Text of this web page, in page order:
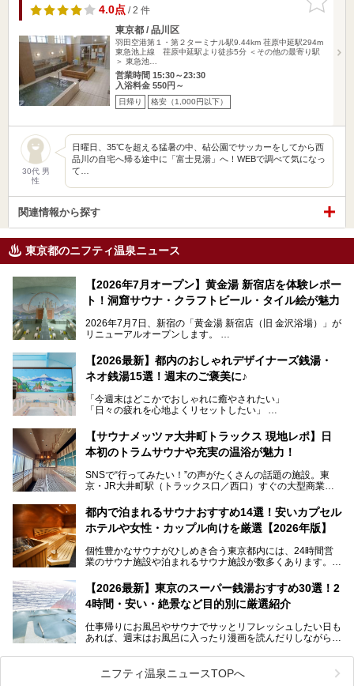
りに追加
4.0点/ 2 件
東京都 / 品川区
羽田空港第１・第２ターミナル駅9.44km 荏原中延駅294m
東急池上線 荏原中延駅より徒歩5分 ＜その他の最寄り駅
＞ 東急池…
営業時間 15:30～23:30
入浴料金 550円～
日帰り 格安（1,000円以下）
30代 男
性
日曜日、35℃を超える猛暑の中、砧公園でサッカーをしてから西
品川の自宅へ帰る途中に「富士見湯」へ！WEBで調べて気になっ
て…
関連情報から探す
東京都のニフティ温泉ニュース
【2026年7月オープン】黄金湯 新宿店を体験レポー
ト！洞窟サウナ・クラフトビール・タイル絵が魅力
2026年7月7日、新宿の「黄金湯 新宿店（旧 金沢浴場）」が
リニューアルオープンします。
レトロでノスタルジックなタイル絵はそのまま、昔からここ
を知る地元の人にも、新しく足を運んでくれる人にも愛され
る、今の時代の"銭湯"として生まれ変わりました。洞窟のよ
ビアバーなど、新しく登場したスポットも併せて紹介しま
す。充実した設備があるのに、基本の入浴料が銭湯価格の5
【2026最新】都内のおしゃれデザイナーズ銭湯・
ネオ銭湯15選！週末のご褒美に♪
「今週末はどこかでおしゃれに癒やされたい」
「日々の疲れを心地よくリセットしたい」
となっている新しいスタイルの銭湯です。
最近、SNSやメディアで「デザイナーズ銭湯」や「ネオ銭
本記事では、そもそもこれらがどんな銭湯なのか、その気に
いおしゃれな名店15選を、おすすめの順番で一挙にご紹介
します。
【サウナメッツァ大井町トラックス 現地レポ】日
本初のトラムサウナや充実の温浴が魅力！
SNSで“行ってみたい！”の声がたくさんの話題の施設。東
京・JR大井町駅（トラックス口／西口）すぐの大型商業施
ツァ大井町トラックス」がニューオープン。施設の様子をレ
ポ―トします。
都内で泊まれるサウナおすすめ14選！安いカプセル
ホテルや女性・カップル向けを厳選【2026年版】
個性豊かなサウナがひしめき合う東京都内には、24時間営
業のサウナ施設や泊まれるサウナ施設が数多くあります。
を旅の目的とする「サ旅」や自分へのご褒美のための宿泊な
ど、自分の好きなタイミングで好きなだけサ活ができるのが
魅力です。
最近では、男性専用施設だけでなく、カップルや女性に嬉し
い個室サウナも増えてきました。
ら、特におすすめしたい施設14選をご紹介します。
【2026最新】東京のスーパー銭湯おすすめ30選！2
4時間・安い・絶景など目的別に厳選紹介
仕事帰りにお風呂やサウナでサッとリフレッシュしたい日も
あれば、週末はお風呂に入ったり漫画を読んだりしながら一
また、終電を逃してしまい、「このまま朝までゆっくりでき
る場所があれば」と探した経験がある人も多いのではないで
ニフティ温泉ニュースTOPへ